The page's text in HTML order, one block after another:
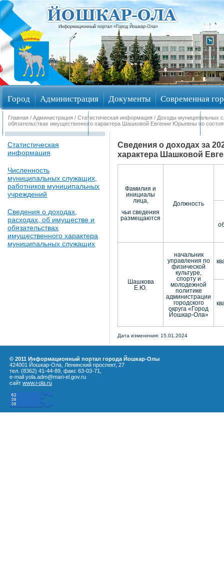
Информационный портал «Город Йошкар-Ола»
Город Администрация Документы Современная
Обращения граждан Общественные обсуждения
Главная / Администрация / Статистическая информация / Доходы муниципальных
обязательствах имущественного характера Шашковой Евгении Юрьевны по
Статистическая
информация
Численность
муниципальных служащих,
работников муниципальных
учреждений
Сведения о доходах,
расходах, об имуществе и
обязательствах
имущественного характера
муниципальных служащих
Сведения о доходах за
характера Шашковой
Фамилия и
инициалы
лица,
чьи сведения
размещаются
Должность
Шашкова
Е.Ю.
начальник
управления по
физической
культуре,
спорту и
молодежной
политике
администрации
городского
округа «Город
Йошкар-Ола»
Дата изменения: 15.01.2024
© 2011 Информационный портал города Йошкар-Олы
424001 Йошкар-Ола, Ленинский проспект, 27
тел. (8362) 41-44-89, факс 63-03-71,
e-mail yola.adm@mari-el.gov.ru
сайт www.i-ola.ru